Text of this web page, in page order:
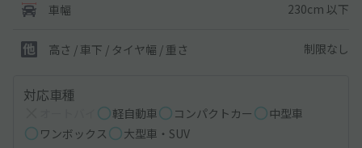
車幅 230cm 以下
高さ / 車下 / タイヤ幅 / 重さ 制限なし
対応車種
軽自動車 コンパクトカー
中型車
ワンボックス
大型車・SUV